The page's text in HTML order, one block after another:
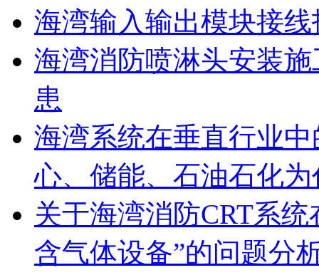
海湾输入输出模块接
海湾消防喷淋头安装
患
海湾系统在垂直行业
心、储能、石油石化
关于海湾消防CRT系
含气体设备”的问题分